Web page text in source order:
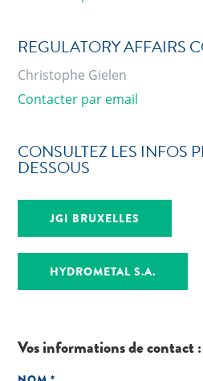
REGULATORY AFFAIRS
Christophe Gielen
Contacter par email
CONSULTEZ LES INFOS
DESSOUS
JGI BRUXELLES
HYDROMETAL S.A.
Vos informations de contact :